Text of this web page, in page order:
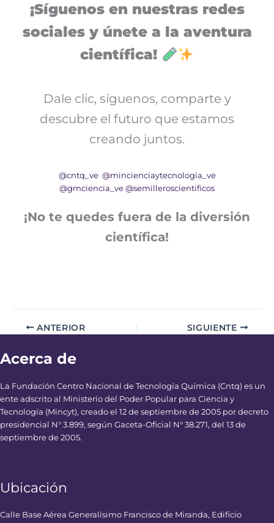
¡Síguenos en nuestras redes
sociales y únete a la aventura
científica!
Dale clic, síguenos, comparte y
descubre el futuro que estamos
creando juntos.
@cntq_ve @mincienciaytecnologia_ve
@gmciencia_ve @semilleroscientificos
¡No te quedes fuera de la diversión
científica!
ANTERIOR SIGUIENTE
Acerca de
La Fundación Centro Nacional de Tecnología Química (Cntq) es un
ente adscrito al Ministerio del Poder Popular para Ciencia y
Tecnología (Mincyt), creado el 12 de septiembre de 2005 por decreto
presidencial N° 3.899, según Gaceta-Oficial N° 38.271, del 13 de
septiembre de 2005.
Ubicación
Calle Base Aérea Generalísimo Francisco de Miranda, Edificio